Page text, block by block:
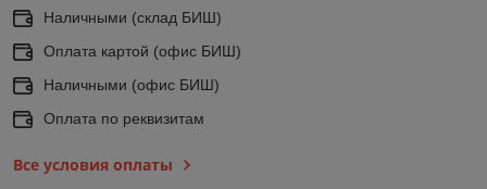
Наличными (склад БИШ)
Оплата картой (офис БИШ)
Наличными (офис БИШ)
Оплата по реквизитам
Все условия оплаты